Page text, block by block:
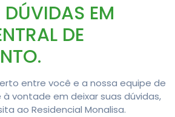
DÚVIDAS EM
DE
entre você e a nossa equipe de
vontade em deixar suas dúvidas,
ao Residencial Monalisa.